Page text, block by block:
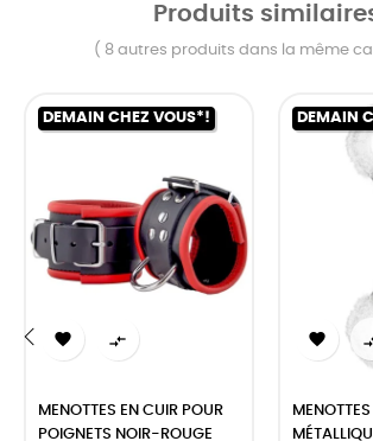
Produits
( 8 autres produits dans la même
DEMAIN CHEZ VOUS*!
 
MENOTTES EN CUIR POUR
POIGNETS NOIR-ROUGE
DEMAIN
